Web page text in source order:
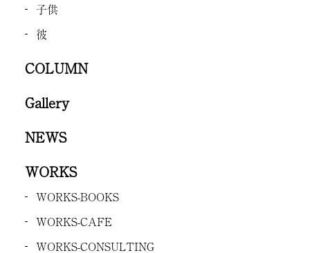
子供
彼
COLUMN
Gallery
NEWS
WORKS
WORKS-BOOKS
WORKS-CAFE
WORKS-CONSULTING